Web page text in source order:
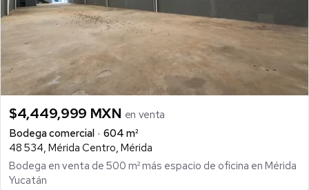
$4,449,999 MXN en venta
Bodega comercial
604 m²
48 534, Mérida Centro, Mérida
Bodega en venta de 500 m² más espacio de oficina en Mérida
Yucatán